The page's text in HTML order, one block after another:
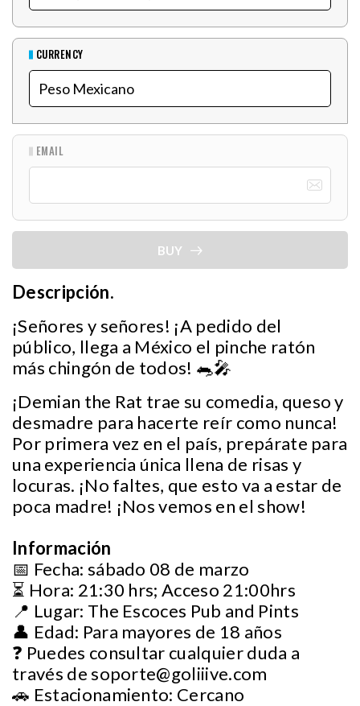
CURRENCY
EMAIL
BUY
Descripción.
¡Señores y señores! ¡A pedido del
público, llega a México el pinche ratón
más chingón de todos! 🐀🎤
¡Demian the Rat trae su comedia, queso y
desmadre para hacerte reír como nunca!
Por primera vez en el país, prepárate para
una experiencia única llena de risas y
locuras. ¡No faltes, que esto va a estar de
poca madre! ¡Nos vemos en el show!
Información
📅 Fecha: sábado 08 de marzo
⏳ Hora: 21:30 hrs; Acceso 21:00hrs
📍 Lugar: The Escoces Pub and Pints
👤 Edad: Para mayores de 18 años
❓ Puedes consultar cualquier duda a
través desoporte@goliiive.com
🚗 Estacionamiento: Cercano